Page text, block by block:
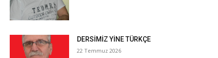
DERSİMİZ YİNE TÜRKÇE
22 Temmuz 2026